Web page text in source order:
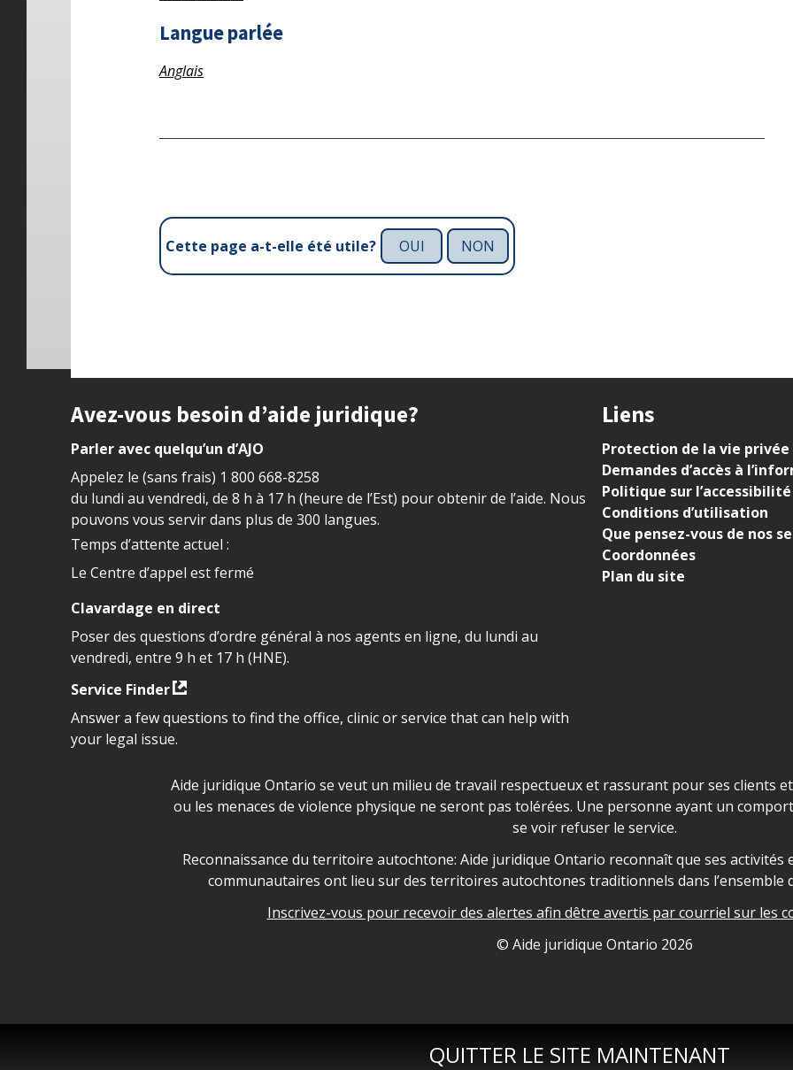
QUITTER LE SITE MAINTENANT
Langue parlée
Anglais
Cette page a-t-elle été utile? OUI NON
Site footer
Avez-vous besoin d’aide juridique?
Parler avec quelqu’un d’AJO
Appelez le (sans frais) 1 800 668-8258
du lundi au vendredi, de 8 h à 17 h (heure de l’Est) pour obtenir de l’aide. Nous
pouvons vous servir dans plus de 300 langues.
Temps d’attente actuel :
Le Centre d’appel est fermé
Clavardage en direct
Poser des questions d’ordre général à nos agents en ligne, du lundi au
vendredi, entre 9 h et 17 h (HNE).
Service Finder
Answer a few questions to find the office, clinic or service that can help with
your legal issue.
Liens
Protection de la vie privée
Demandes d’accès à
Politique sur l’accessibilité
Conditions d’utilisation
Que pensez-vous de nos
Coordonnées
Plan du site
Déclaration sur la sécurité dans les locaux d'AJO.
Aide juridique Ontario se veut un milieu de travail respectueux et rassurant pour ses clients
ou les menaces de violence physique ne seront pas tolérées. Une personne ayant un
se voir refuser le service.
Legal Aid Ontario land acknowledgement
Reconnaissance du territoire autochtone: Aide juridique Ontario reconnaît que ses activités
communautaires ont lieu sur des territoires autochtones traditionnels dans l’ensemble
Inscrivez-vous pour recevoir des alertes afin dêtre avertis par courriel sur les
© Aide juridique Ontario 2026